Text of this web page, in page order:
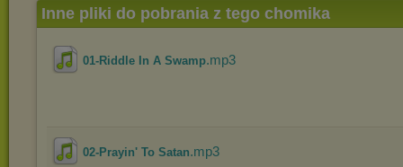
Inne pliki do pobrania z tego chomika
01-Riddle In A Swamp.mp3
02-Prayin' To Satan.mp3